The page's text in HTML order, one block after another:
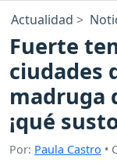
Actualidad
Fuerte
ciudades
madruga
¡qué
Por: Paula Castro •